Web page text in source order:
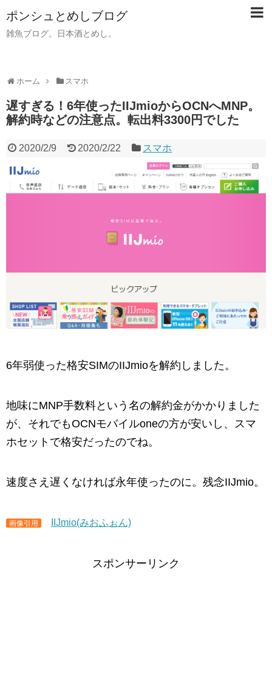
ポンシュとめしブログ
雑魚ブログ。日本酒とめし。
ホーム スマホ
遅すぎる！6年使ったIIJmioからOCNへMNP。
解約時などの注意点。転出料3300円でした
2020/2/9 2020/2/22 スマホ
6年弱使った格安SIMのIIJmioを解約しました。
地味にMNP手数料という名の解約金がかかりました
が、それでもOCNモバイルoneの方が安いし、スマ
ホセットで格安だったのでね。
速度さえ遅くなければ永年使ったのに。残念IIJmio。
画像引用 IIJmio(みおふぉん)
スポンサーリンク